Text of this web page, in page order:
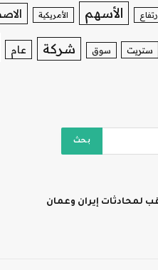
الأسهم الأمريكية
ستريت سوق شركة عام
لمحادثات إيران وعمان